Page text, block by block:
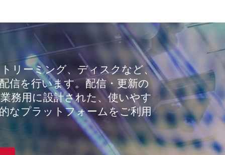
リーミング、ディスクなど、
信を行います。配信・更新の
務用に設計された、使いやす
なプラットフォームをご利用